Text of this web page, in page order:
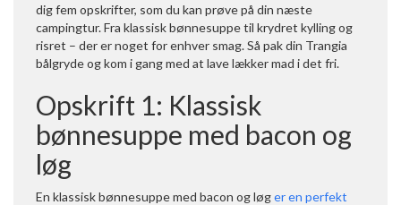
dig fem opskrifter, som du kan prøve på din næste
campingtur. Fra klassisk bønnesuppe til krydret kylling og
risret – der er noget for enhver smag. Så pak din Trangia
bålgryde og kom i gang med at lave lækker mad i det fri.
Opskrift 1: Klassisk
bønnesuppe med bacon og
løg
En klassisk bønnesuppe med bacon og løger en perfekt